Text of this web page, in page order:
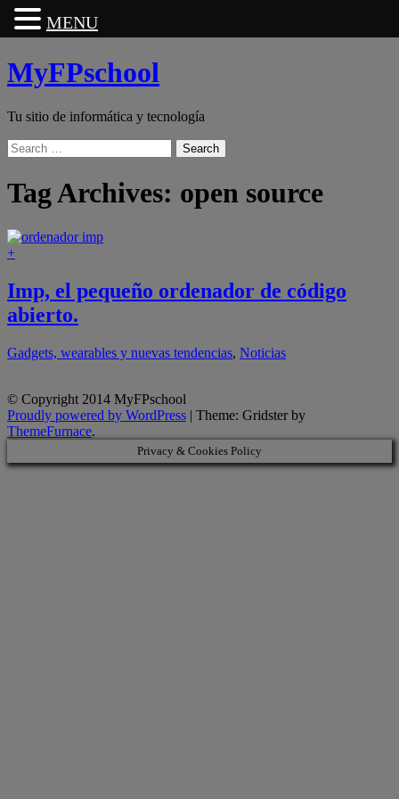
MyFPschool
Tu sitio de informática y tecnología
Search
Tag Archives: open source
+
Imp, el pequeño ordenador de código
abierto.
Gadgets, wearables y nuevas tendencias, Noticias
© Copyright 2014 MyFPschool
Proudly powered by WordPress | Theme: Gridster by
ThemeFurnace.
Privacy & Cookies Policy
MENU